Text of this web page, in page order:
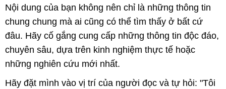
Nội dung của bạn không nên chỉ là những thông tin
chung chung mà ai cũng có thể tìm thấy ở bất cứ
đâu. Hãy cố gắng cung cấp những thông tin độc đáo,
chuyên sâu, dựa trên kinh nghiệm thực tế hoặc
những nghiên cứu mới nhất.
Hãy đặt mình vào vị trí của người đọc và tự hỏi: "Tôi